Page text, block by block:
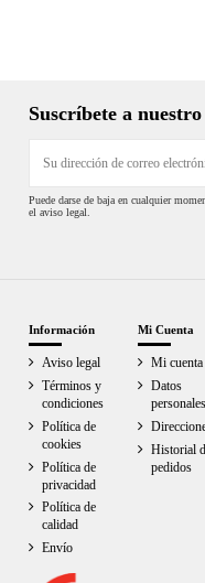
Suscríbete a
Puede darse de baja en cualquier
el aviso legal.
Información
Aviso legal
Términos y
condiciones
Política de
cookies
Política de
privacidad
Política de
calidad
Envío
Mi Cuenta
Mi cuenta
Datos
personales
Historial
pedidos